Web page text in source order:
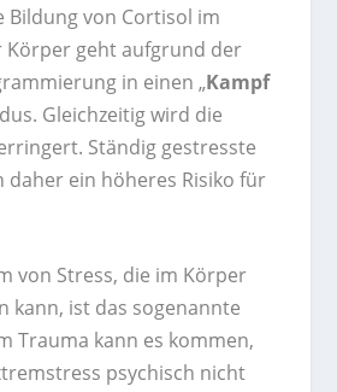
Bildung von Cortisol im
Körper geht aufgrund der
in einen „Kampf
Gleichzeitig wird die
Ständig gestresste
daher ein höheres Risiko für
von Stress, die im Körper
kann, ist das sogenannte
Trauma kann es kommen,
psychisch nicht